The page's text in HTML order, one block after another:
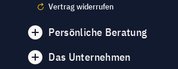
Vertrag widerrufen
Persönliche Beratung
Das Unternehmen